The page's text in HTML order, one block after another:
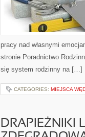
pracy nad własnymi
stronie Poradnictwo
się system rodzinny na […]
CATEGORIES: MIEJSCA
DRAPIEŻNIKI